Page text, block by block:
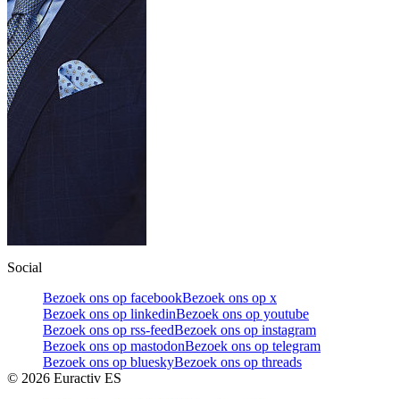
Social
Bezoek ons op facebookBezoek ons op x
Bezoek ons op linkedinBezoek ons op youtube
Bezoek ons op rss-feedBezoek ons op instagram
Bezoek ons op mastodonBezoek ons op telegram
Bezoek ons op blueskyBezoek ons op threads
© 2026 Euractiv ES